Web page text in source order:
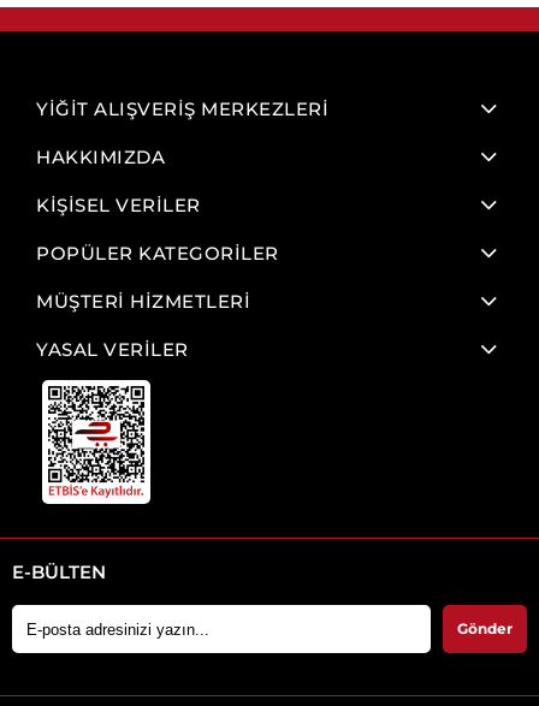
YİĞİT ALIŞVERİŞ MERKEZLERİ
HAKKIMIZDA
KİŞİSEL VERİLER
POPÜLER KATEGORİLER
MÜŞTERİ HİZMETLERİ
YASAL VERİLER
E-BÜLTEN
Gönder